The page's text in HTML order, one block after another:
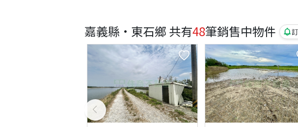
嘉義縣·東石鄉 共有48筆銷售中物件